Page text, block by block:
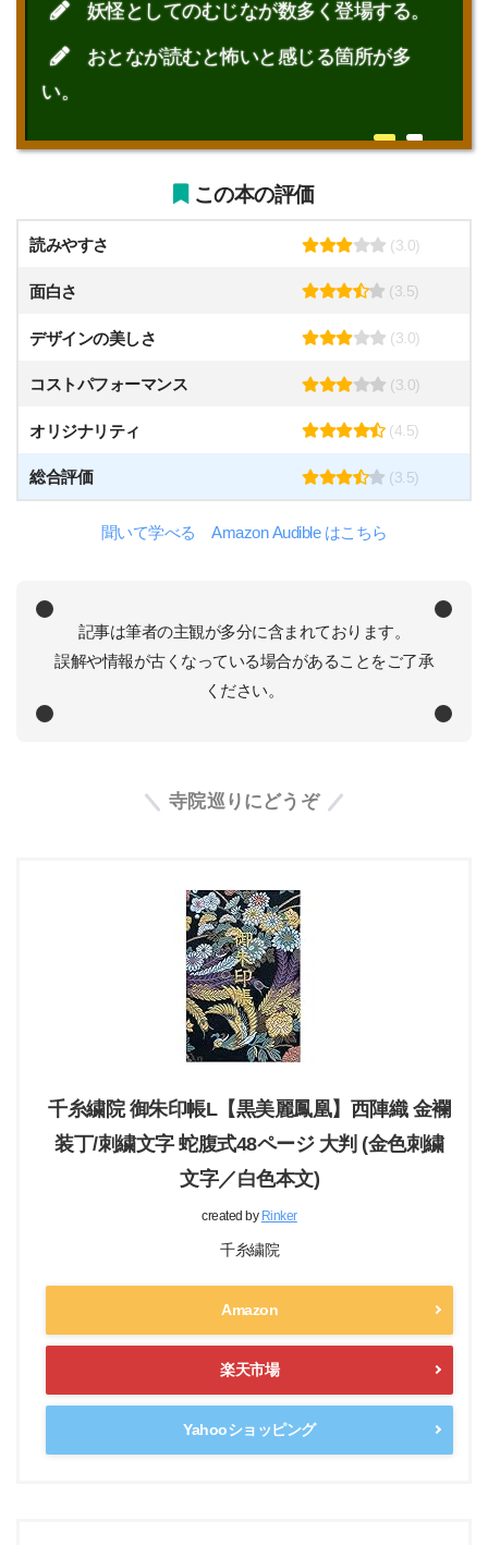
妖怪としてのむじなが数多く登場する。
おとなが読むと怖いと感じる箇所が多
い。
この本の評価
読みやすさ (3.0)
面白さ (3.5)
デザインの美しさ (3.0)
コストパフォーマンス (3.0)
オリジナリティ (4.5)
総合評価 (3.5)
聞いて学べる Amazon Audible はこちら
記事は筆者の主観が多分に含まれております。
誤解や情報が古くなっている場合があることをご了承
ください。
寺院巡りにどうぞ
千糸繍院 御朱印帳L【黒美麗鳳凰】西陣織 金襴
装丁/刺繍文字 蛇腹式48ページ 大判 (金色刺繍
文字／白色本文)
created by Rinker
千糸繍院
Amazon
楽天市場
Yahooショッピング